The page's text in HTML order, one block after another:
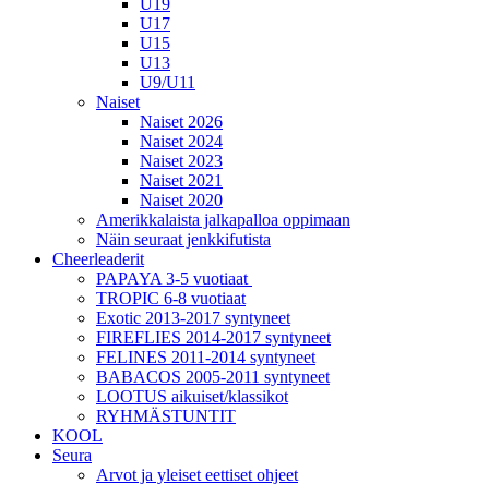
U19
U17
U15
U13
U9/U11
Naiset
Naiset 2026
Naiset 2024
Naiset 2023
Naiset 2021
Naiset 2020
Amerikkalaista jalkapalloa oppimaan
Näin seuraat jenkkifutista
Cheerleaderit
PAPAYA 3-5 vuotiaat
TROPIC 6-8 vuotiaat
Exotic 2013-2017 syntyneet
FIREFLIES 2014-2017 syntyneet
FELINES 2011-2014 syntyneet
BABACOS 2005-2011 syntyneet
LOOTUS aikuiset/klassikot
RYHMÄSTUNTIT
KOOL
Seura
Arvot ja yleiset eettiset ohjeet